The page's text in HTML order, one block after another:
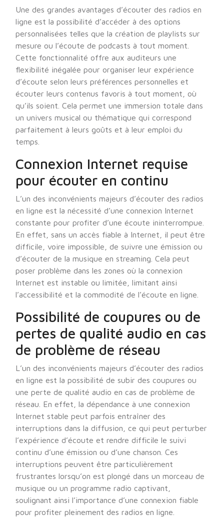
Une des grandes avantages d’écouter des radios en
ligne est la possibilité d’accéder à des options
personnalisées telles que la création de playlists sur
mesure ou l’écoute de podcasts à tout moment.
Cette fonctionnalité offre aux auditeurs une
flexibilité inégalée pour organiser leur expérience
d’écoute selon leurs préférences personnelles et
écouter leurs contenus favoris à tout moment, où
qu’ils soient. Cela permet une immersion totale dans
un univers musical ou thématique qui correspond
parfaitement à leurs goûts et à leur emploi du
temps.
Connexion Internet requise
pour écouter en continu
L’un des inconvénients majeurs d’écouter des radios
en ligne est la nécessité d’une connexion Internet
constante pour profiter d’une écoute ininterrompue.
En effet, sans un accès fiable à Internet, il peut être
difficile, voire impossible, de suivre une émission ou
d’écouter de la musique en streaming. Cela peut
poser problème dans les zones où la connexion
Internet est instable ou limitée, limitant ainsi
l’accessibilité et la commodité de l’écoute en ligne.
Possibilité de coupures ou de
pertes de qualité audio en cas
de problème de réseau
L’un des inconvénients majeurs d’écouter des radios
en ligne est la possibilité de subir des coupures ou
une perte de qualité audio en cas de problème de
réseau. En effet, la dépendance à une connexion
Internet stable peut parfois entraîner des
interruptions dans la diffusion, ce qui peut perturber
l’expérience d’écoute et rendre difficile le suivi
continu d’une émission ou d’une chanson. Ces
interruptions peuvent être particulièrement
frustrantes lorsqu’on est plongé dans un morceau de
musique ou un programme radio captivant,
soulignant ainsi l’importance d’une connexion fiable
pour profiter pleinement des radios en ligne.